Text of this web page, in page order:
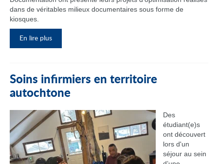
dans de véritables milieux documentaires sous forme de
kiosques.
En lire plus
Soins infirmiers en territoire
autochtone
Des
étudiant(e)s
ont découvert
lors d'un
séjour au sein